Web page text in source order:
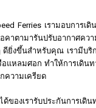
Ferries เรามอบการเ
คาตามารันปรับอากาศควา
ดียิ่งขึ้นสำหรับคุณ เรามีบริ
อแหลมศอก ทำให้การเดิน
ความเครียด
ของเรารับประกันการเดิน